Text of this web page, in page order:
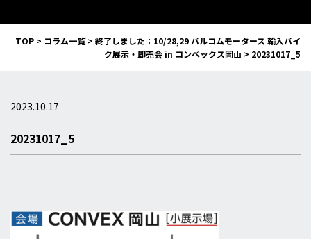
TOP > コラム一覧> 終了しました：10/28,29 バルコムモータース 輸入バイ
ク展示・即売会 in コンベックス岡山 > 20231017_5
2023.10.17
20231017_5